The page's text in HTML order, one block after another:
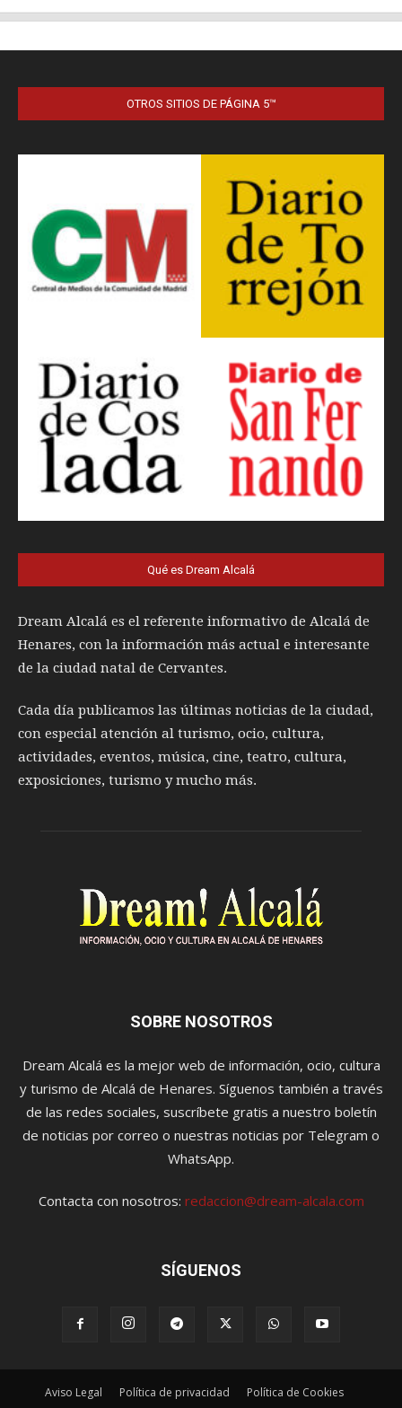
OTROS SITIOS DE PÁGINA 5™
Qué es Dream Alcalá
Dream Alcalá es el referente informativo de Alcalá de
Henares, con la información más actual e interesante
de la ciudad natal de Cervantes.
Cada día publicamos las últimas noticias de la ciudad,
con especial atención al turismo, ocio, cultura,
actividades, eventos, música, cine, teatro, cultura,
exposiciones, turismo y mucho más.
SOBRE NOSOTROS
Dream Alcalá es la mejor web de información, ocio, cultura
y turismo de Alcalá de Henares. Síguenos también a través
de las redes sociales, suscríbete gratis a nuestro boletín
de noticias por correo o nuestras noticias por Telegram o
WhatsApp.
Contacta con nosotros: redaccion@dream-alcala.com
SÍGUENOS
Aviso Legal Política de privacidad Política de Cookies